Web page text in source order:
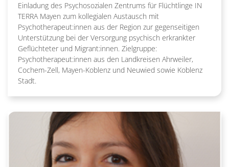
Einladung des Psychosozialen Zentrums für Flüchtlinge IN
TERRA Mayen zum kollegialen Austausch mit
Psychotherapeut:innen aus der Region zur gegenseitigen
Unterstützung bei der Versorgung psychisch erkrankter
Geflüchteter und Migrant:innen. Zielgruppe:
Psychotherapeut:innen aus den Landkreisen Ahrweiler,
Cochem-Zell, Mayen-Koblenz und Neuwied sowie Koblenz
Stadt.